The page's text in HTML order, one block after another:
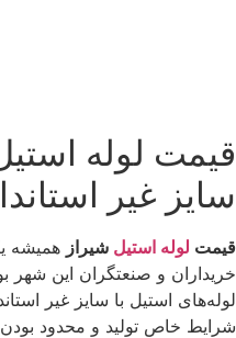
قیمت لوله
سایز غیر
قیمت لوله استیل شیراز همیشه
خریداران و صنعتگران این
لوله‌های استیل با سایز غیر
شرایط خاص تولید و محدود